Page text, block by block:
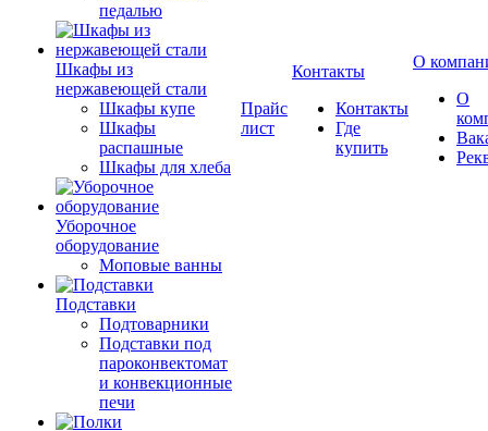
педалью
Шкафы из
нержавеющей стали
Шкафы купе
Шкафы
распашные
Шкафы для хлеба
Уборочное
оборудование
Моповые ванны
Подставки
Подтоварники
Подставки под
пароконвектомат
и конвекционные
печи
Прайс
лист
Контакты
Контакты
Где
купить
О
О